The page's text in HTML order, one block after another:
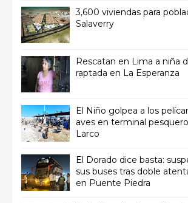
3,600 viviendas para
Salaverry
Rescatan en Lima a niña
raptada en La Esperanza
El Niño golpea a los
aves en terminal
Larco
El Dorado dice basta:
sus buses tras doble
en Puente Piedra